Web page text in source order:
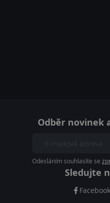
Odběr novinek
Odesláním souhlasíte se
Sledujte
Facebook